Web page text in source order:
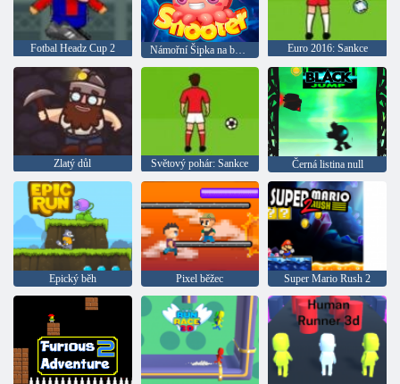
Fotbal Headz Cup 2 Námořní Šipka na bubliny Euro 2016: Sankce
Zlatý důl Světový pohár: Sankce Černá listina null
Epický běh Pixel běžec Super Mario Rush 2